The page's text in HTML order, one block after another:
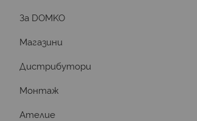
За DOMKO
Магазини
Дистрибутори
Монтаж
Ателие